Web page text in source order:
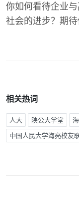
你如何看待企业
社会的进步？期待
相关热词
人大 陕公大学堂
中国人民大学海亮校友